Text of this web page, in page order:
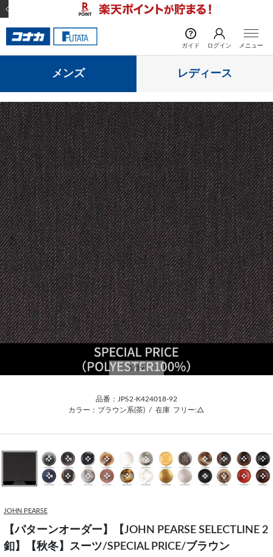
前の画像
ガイド ログイン メニュー
メンズ レディース
前の画像 次
1 /19
品番：JPS2-K424018-92
カラー：ブラウン系(茶) / 在庫 フリー:△
JOHN PEARSE
【パターンオーダー】【JOHN PEARSE SELECTLINE 2
釦】【秋冬】スーツ/SPECIAL PRICE/ブラウン